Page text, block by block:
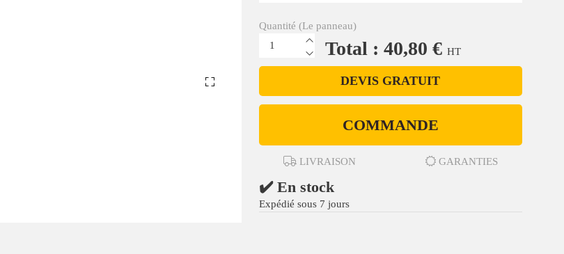
Quantité (Le panneau)
Total : 40,80 € HT
DEVIS GRATUIT
COMMANDE
LIVRAISON GARANTIES
✔️ En stock
Expédié sous 7 jours